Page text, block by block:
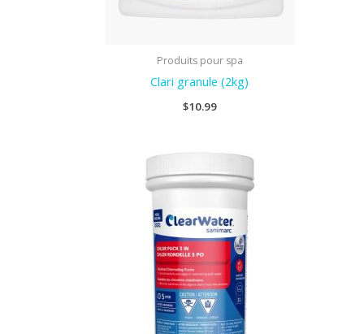
Produits pour spa
Clari granule (2kg)
$10.99